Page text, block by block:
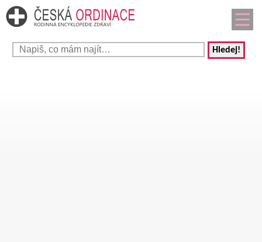
Hledej!